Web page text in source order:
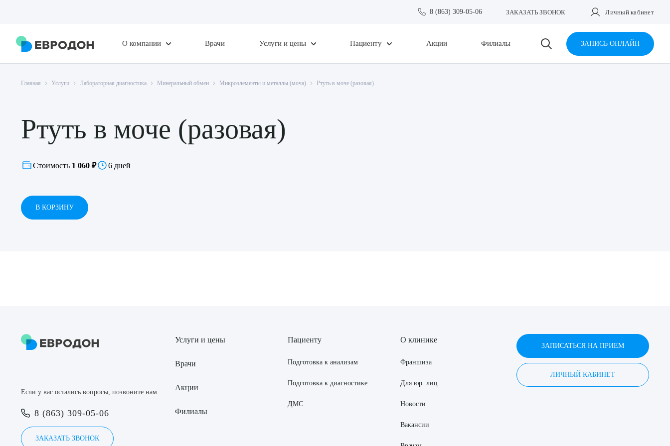
8 (863) 309-05-06 ЗАКАЗАТЬ ЗВОНОК Личный кабинет
О компании Врачи Услуги и цены Пациенту Акции Филиалы ЗАПИСЬ ОНЛАЙН
Главная Услуги Лабораторная диагностика Минеральный обмен Микроэлементы и металлы (моча) Ртуть в моче (разовая)
Ртуть в моче (разовая)
Стоимость 1 060 ₽ 6 дней
В КОРЗИНУ
Если у вас остались вопросы, позвоните нам
8 (863) 309-05-06
ЗАКАЗАТЬ ЗВОНОК
Услуги и цены
Врачи
Акции
Филиалы
Пациенту
Подготовка к анализам
Подготовка к диагностике
ДМС
О клинике
Франшиза
Для юр. лиц
Новости
Вакансии
ЗАПИСАТЬСЯ НА ПРИЕМ
ЛИЧНЫЙ КАБИНЕТ